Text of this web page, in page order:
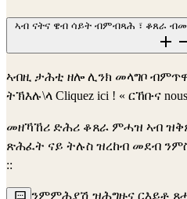
ኣብ ናትና ዌብ ሳይት ብምብጻሕ ፣ ቆጸራ
ኣብዚ ታሕቲ ዘሎ ሊንክ መላግቦ
ትኽእሉ\ላ Cliquez ici ! « ርኸቡና nous
መዘኻኸሪ ድሕሪ ቆጸራ ምሓዝ ኣብ
ጽሕፈት ናይ ትሉስ ዝረከብ መደብ
::
ንምምሕያሽ ዝሕግዙና ርእይቶ